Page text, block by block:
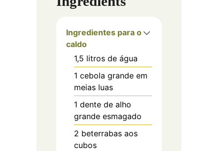
Ingredientes para o
caldo
1,5 litros de água
1 cebola grande em
meias luas
1 dente de alho
grande esmagado
2 beterrabas aos
cubos